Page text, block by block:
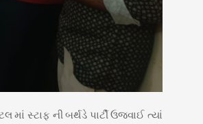
માં સ્ટાફ ની બર્થડે પાર્ટી ઉજવાઈ ત્યાં